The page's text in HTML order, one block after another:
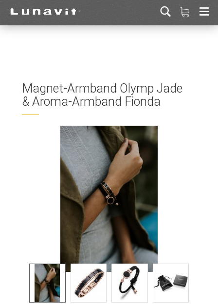
Magnet-Armband Olymp Jade
& Aroma-Armband Fionda